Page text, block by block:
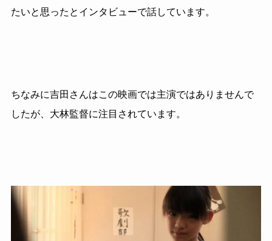
たいと思ったとインタビューで話しています。
ちなみに吉田さんはこの映画では主演ではありませんで
したが、大林監督に注目されています。